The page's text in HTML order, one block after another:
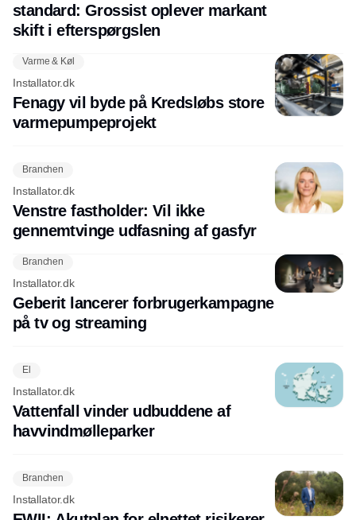
standard: Grossist oplever markant
skift i efterspørgslen
Varme & Køl
Installator.dk
Fenagy vil byde på Kredsløbs store
varmepumpeprojekt
Branchen
Installator.dk
Venstre fastholder: Vil ikke
gennemtvinge udfasning af gasfyr
Branchen
Installator.dk
Geberit lancerer forbrugerkampagne
på tv og streaming
El
Installator.dk
Vattenfall vinder udbuddene af
havvindmølleparker
Branchen
Installator.dk